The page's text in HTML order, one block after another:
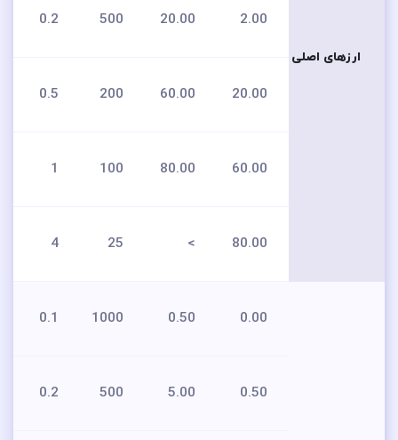
ارزهای اصلی
2.00
20.00
500
0.2
20.00
60.00
200
0.5
60.00
80.00
100
1
80.00
>
25
4
0.00
0.50
1000
0.1
0.50
5.00
500
0.2